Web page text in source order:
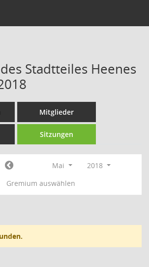
Stadtteiles Heenes
Mitglieder
Sitzungen
Mai
2018
Gremium auswählen